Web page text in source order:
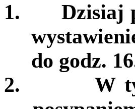
1.
Dzisiaj
do godz.
2.
W